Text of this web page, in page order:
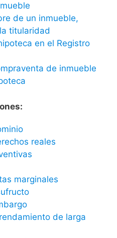
de un inmueble,
titularidad
en el Registro
de inmueble
reales
marginales
de larga